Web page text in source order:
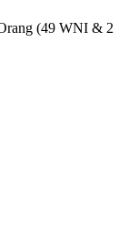
(49 WNI & 2